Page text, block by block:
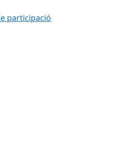
participació